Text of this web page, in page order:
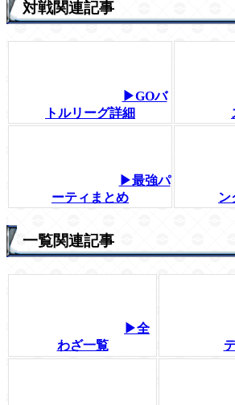
対戦関連記事
▶GOバ
トルリーグ詳細
▶最強パ
ーティまとめ
ン
一覧関連記事
▶全
わざ一覧